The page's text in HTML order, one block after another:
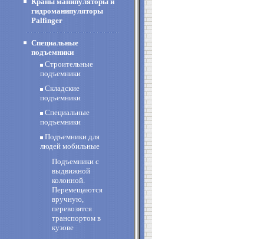
гидроманипуляторы
Palfinger
Специальные
подъемники
Строительные
подъемники
Складские
подъемники
Специальные
подъемники
Подъемники для
людей мобильные
Подъемники с
выдвижной
колонной.
Перемещаются
вручную,
перевозятся
транспортом в
кузове